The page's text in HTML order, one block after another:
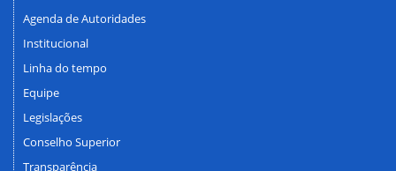
Agenda de Autoridades
Institucional
Linha do tempo
Equipe
Legislações
Conselho Superior
Transparência